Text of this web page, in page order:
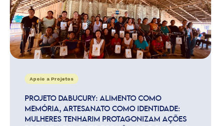
Apoio a Projetos
PROJETO DABUCURY: ALIMENTO COMO
MEMÓRIA, ARTESANATO COMO IDENTIDADE:
MULHERES TENHARIM PROTAGONIZAM AÇÕES